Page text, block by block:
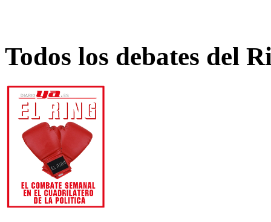
Todos los debates del